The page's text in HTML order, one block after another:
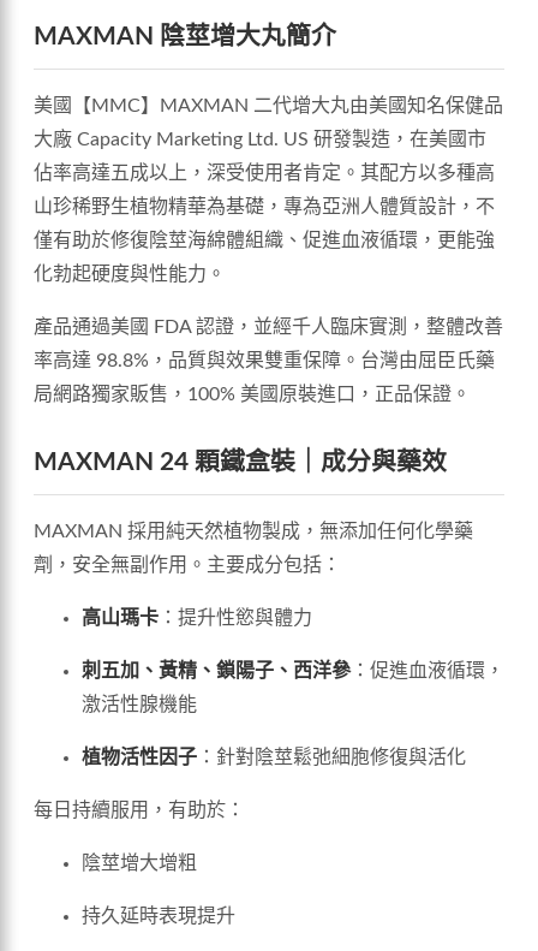
MAXMAN 陰莖增大丸簡介
美國【MMC】MAXMAN 二代增大丸由美國知名保健品
大廠 Capacity Marketing Ltd. US 研發製造，在美國市
佔率高達五成以上，深受使用者肯定。其配方以多種高
山珍稀野生植物精華為基礎，專為亞洲人體質設計，不
僅有助於修復陰莖海綿體組織、促進血液循環，更能強
化勃起硬度與性能力。
產品通過美國 FDA 認證，並經千人臨床實測，整體改善
率高達 98.8%，品質與效果雙重保障。台灣由屈臣氏藥
局網路獨家販售，100% 美國原裝進口，正品保證。
MAXMAN 24 顆鐵盒裝｜成分與藥效
MAXMAN 採用純天然植物製成，無添加任何化學藥
劑，安全無副作用。主要成分包括：
高山瑪卡 ：提升性慾與體力
刺五加、黃精、鎖陽子、西洋參：促進血液循環，
激活性腺機能
植物活性因子 ：針對陰莖鬆弛細胞修復與活化
每日持續服用，有助於：
陰莖增大增粗
持久延時表現提升